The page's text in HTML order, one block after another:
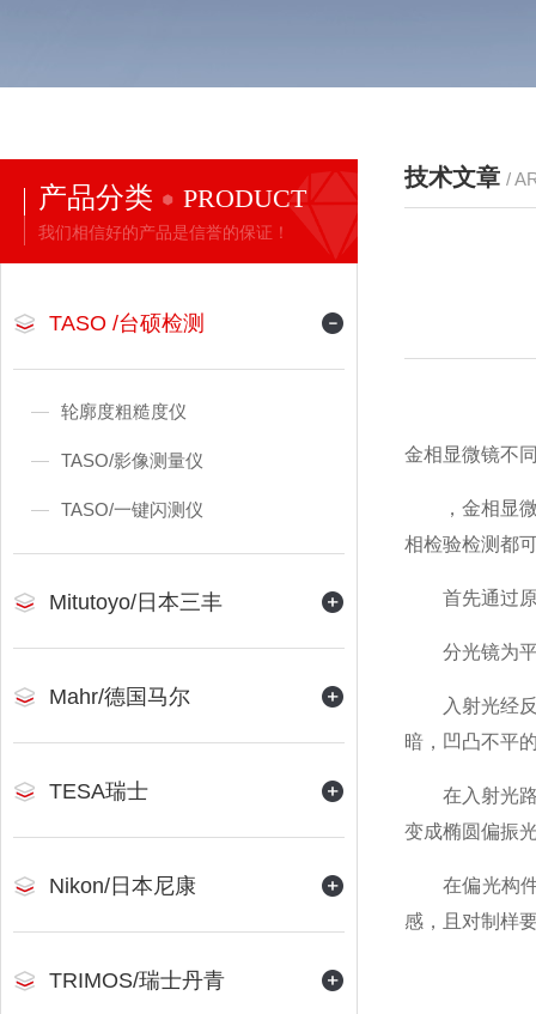
产品分类 PRODUCT
我们相信好的产品是信誉的保证！
TASO /台硕检测
轮廓度粗糙度仪
TASO/影像测量仪
TASO/一键闪测仪
Mitutoyo/日本三丰
Mahr/德国马尔
TESA瑞士
Nikon/日本尼康
TRIMOS/瑞士丹青
技术文章 /
金相显微镜不
，金相显微
相检验检测都
首先通过原
分光镜为平
入射光经反
暗，凹凸不平
在入射光路
变成椭圆偏振
在偏光构件
感，且对制样